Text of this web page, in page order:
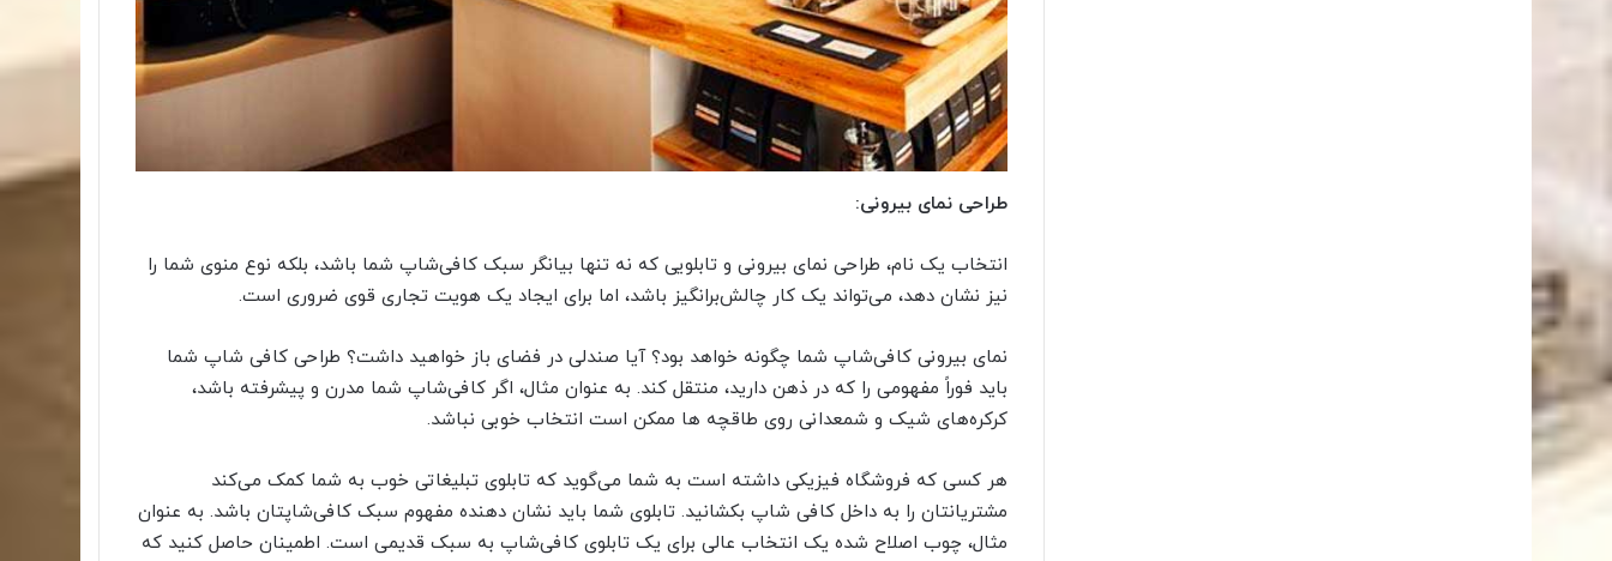
طراحی نمای بیرونی:
انتخاب یک نام، طراحی نمای بیرونی و تابلویی که نه تنها بیانگر سبک کافی‌شاپ شما باشد، بلکه نوع منوی شما را
نیز نشان ‌دهد، می‌تواند یک کار چالش‌برانگیز باشد، اما برای ایجاد یک هویت تجاری قوی ضروری است.
نمای بیرونی کافی‌شاپ شما چگونه خواهد بود؟ آیا صندلی در فضای باز خواهید داشت؟ طراحی کافی ‌شاپ شما
باید فوراً مفهومی را که در ذهن دارید، منتقل کند. به عنوان مثال، اگر کافی‌شاپ شما مدرن و پیشرفته باشد،
کرکره‎‌های شیک و شمعدانی روی طاقچه ها ممکن است انتخاب خوبی نباشد.
هر کسی که فروشگاه فیزیکی داشته است به شما می‌گوید که تابلوی تبلیغاتی خوب به شما کمک می‌کند
مشتریانتان را به داخل کافی‌ شاپ بکشانید. تابلوی شما باید نشان دهنده مفهوم سبک کافی‌شاپتان باشد. به عنوان
مثال، چوب اصلاح شده یک انتخاب عالی برای یک تابلوی کافی‌شاپ به سبک قدیمی است. اطمینان حاصل کنید که